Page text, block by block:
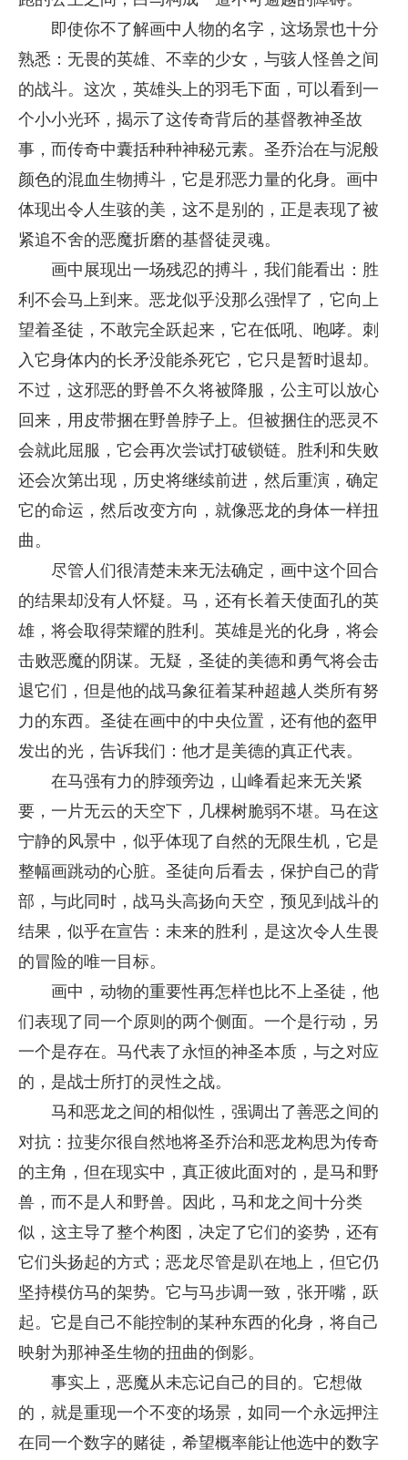
即使你不了解画中人物的名字，这场景也十分
熟悉：无畏的英雄、不幸的少女，与骇人怪兽之间
的战斗。这次，英雄头上的羽毛下面，可以看到一
个小小光环，揭示了这传奇背后的基督教神圣故
事，而传奇中囊括种种神秘元素。圣乔治在与泥般
颜色的混血生物搏斗，它是邪恶力量的化身。画中
体现出令人生骇的美，这不是别的，正是表现了被
紧追不舍的恶魔折磨的基督徒灵魂。
画中展现出一场残忍的搏斗，我们能看出：胜
利不会马上到来。恶龙似乎没那么强悍了，它向上
望着圣徒，不敢完全跃起来，它在低吼、咆哮。刺
入它身体内的长矛没能杀死它，它只是暂时退却。
不过，这邪恶的野兽不久将被降服，公主可以放心
回来，用皮带捆在野兽脖子上。但被捆住的恶灵不
会就此屈服，它会再次尝试打破锁链。胜利和失败
还会次第出现，历史将继续前进，然后重演，确定
它的命运，然后改变方向，就像恶龙的身体一样扭
曲。
尽管人们很清楚未来无法确定，画中这个回合
的结果却没有人怀疑。马，还有长着天使面孔的英
雄，将会取得荣耀的胜利。英雄是光的化身，将会
击败恶魔的阴谋。无疑，圣徒的美德和勇气将会击
退它们，但是他的战马象征着某种超越人类所有努
力的东西。圣徒在画中的中央位置，还有他的盔甲
发出的光，告诉我们：他才是美德的真正代表。
在马强有力的脖颈旁边，山峰看起来无关紧
要，一片无云的天空下，几棵树脆弱不堪。马在这
宁静的风景中，似乎体现了自然的无限生机，它是
整幅画跳动的心脏。圣徒向后看去，保护自己的背
部，与此同时，战马头高扬向天空，预见到战斗的
结果，似乎在宣告：未来的胜利，是这次令人生畏
的冒险的唯一目标。
画中，动物的重要性再怎样也比不上圣徒，他
们表现了同一个原则的两个侧面。一个是行动，另
一个是存在。马代表了永恒的神圣本质，与之对应
的，是战士所打的灵性之战。
马和恶龙之间的相似性，强调出了善恶之间的
对抗：拉斐尔很自然地将圣乔治和恶龙构思为传奇
的主角，但在现实中，真正彼此面对的，是马和野
兽，而不是人和野兽。因此，马和龙之间十分类
似，这主导了整个构图，决定了它们的姿势，还有
它们头扬起的方式；恶龙尽管是趴在地上，但它仍
坚持模仿马的架势。它与马步调一致，张开嘴，跃
起。它是自己不能控制的某种东西的化身，将自己
映射为那神圣生物的扭曲的倒影。
事实上，恶魔从未忘记自己的目的。它想做
的，就是重现一个不变的场景，如同一个永远押注
在同一个数字的赌徒，希望概率能让他选中的数字